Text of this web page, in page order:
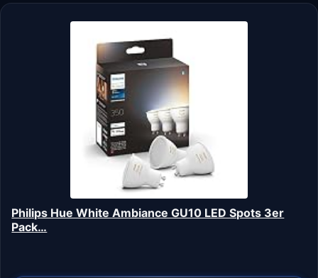
Philips Hue White Ambiance GU10 LED Spots 3er
Pack…